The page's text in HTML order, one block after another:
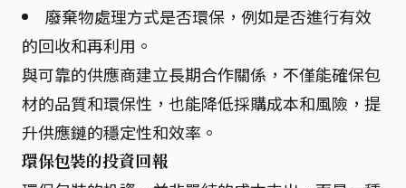
廢棄物處理方式是否環保，例如是否進行有效
的回收和再利用。
與可靠的供應商建立長期合作關係，不僅能確保包
材的品質和環保性，也能降低採購成本和風險，提
升供應鏈的穩定性和效率。
環保包裝的投資回報